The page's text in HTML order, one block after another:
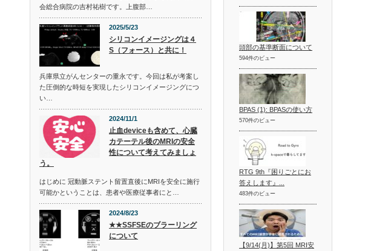
会総合病院の吉村祐樹です。上腹部…
2025/5/23
シリコンイメージングは４
S（フォース）と共に！
兵庫県立がんセンターの重永です。今回は私が考案し
た圧倒的な時短を実現したシリコンイメージングにつ
い…
2024/11/1
止血deviceも含めて、心臓
カテーテル後のMRIの安全
性について考えてみましょ
う。
はじめに 冠動脈ステント留置直後にMRIを安全に施行
可能かということは、患者や医療従事者にと…
2024/8/23
★★SSFSEのブラーリング
について
頭部の基準断面について
594件のビュー
BPAS (1): BPASの使い方
570件のビュー
RTG 9th『困りごとにお
答えします』...
483件のビュー
【9/14(月)】第5回 MRI安